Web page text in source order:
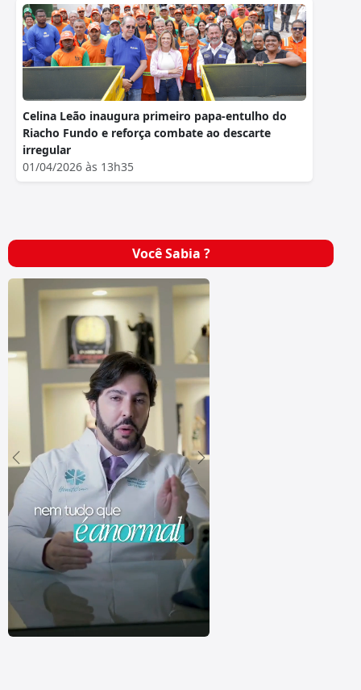
Celina Leão inaugura primeiro papa-entulho do
Riacho Fundo e reforça combate ao descarte
irregular
01/04/2026 às 13h35
Você Sabia ?